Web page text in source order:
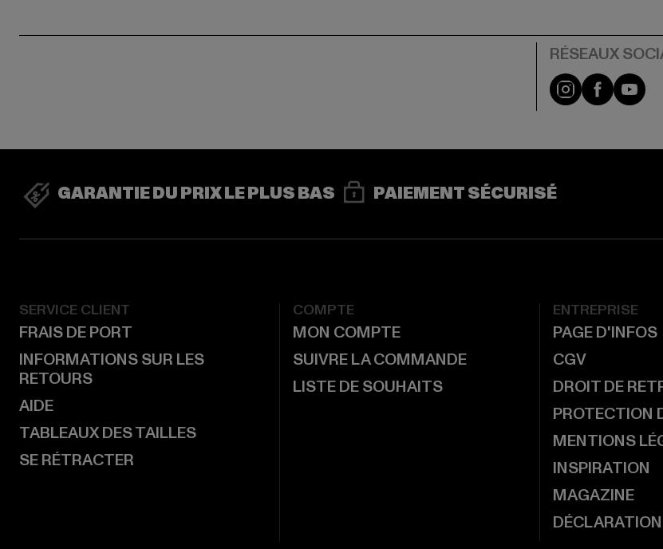
Visit ourVisit our
GARANTIE DU PRIX LE PLUS BAS PAIEMENT SÉCURISÉ
SERVICE CLIENT
FRAIS DE PORT
INFORMATIONS SUR LES
RETOURS
AIDE
TABLEAUX DES TAILLES
SE RÉTRACTER
COMPTE
MON COMPTE
SUIVRE LA COMMANDE
LISTE DE SOUHAITS
ENTREPRISE
PAGE D'INFOS
CGV
DROIT DE
PROTECTION
MENTIONS
INSPIRATION
MAGAZINE